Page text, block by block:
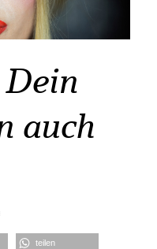
auch
teilen